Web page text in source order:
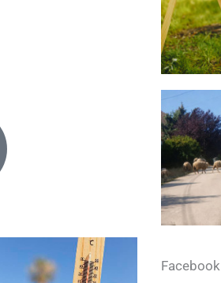
Facebook